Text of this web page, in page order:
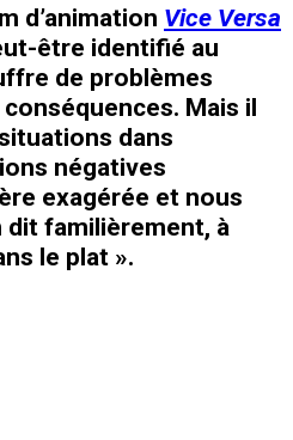
d’animation Vice Versa
être identifié au
de problèmes
Mais il
dans
négatives
exagérée et nous
dit familièrement, à
le plat ».